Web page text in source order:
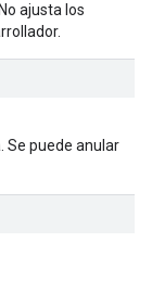
ajusta los
Se puede anular